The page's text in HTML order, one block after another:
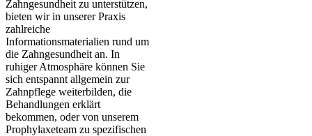
Zahngesundheit zu unterstützen,
bieten wir in unserer Praxis
zahlreiche
Informationsmaterialien rund um
die Zahngesundheit an. In
ruhiger Atmosphäre können Sie
sich entspannt allgemein zur
Zahnpflege weiterbilden, die
Behandlungen erklärt
bekommen, oder von unserem
Prophylaxeteam zu spezifischen